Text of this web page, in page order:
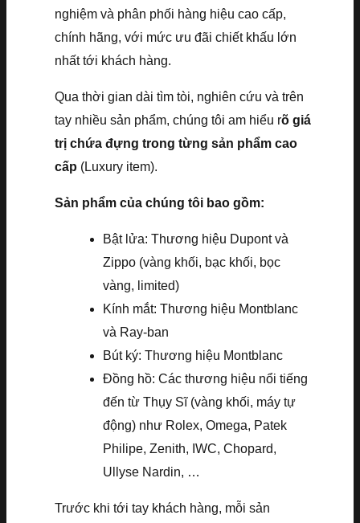
nghiệm và phân phối hàng hiệu cao cấp,
chính hãng, với mức ưu đãi chiết khấu lớn
nhất tới khách hàng.
Qua thời gian dài tìm tòi, nghiên cứu và trên
tay nhiều sản phẩm, chúng tôi am hiểu rõ giá
trị chứa đựng trong từng sản phẩm cao
cấp (Luxury item).
Sản phẩm của chúng tôi bao gồm:
Bật lửa: Thương hiệu Dupont và
Zippo (vàng khối, bạc khối, bọc
vàng, limited)
Kính mắt: Thương hiệu Montblanc
và Ray-ban
Bút ký: Thương hiệu Montblanc
Đồng hồ: Các thương hiệu nổi tiếng
đến từ Thụy Sĩ (vàng khối, máy tự
động) như Rolex, Omega, Patek
Philipe, Zenith, IWC, Chopard,
Ullyse Nardin, …
Trước khi tới tay khách hàng, mỗi sản